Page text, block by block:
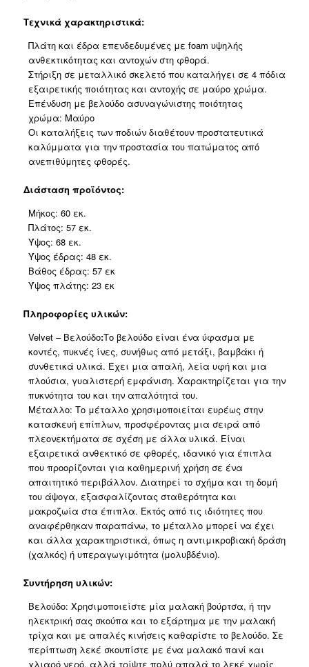
Τεχνικά χαρακτηριστικά:
Πλάτη και έδρα επενδεδυμένες με foam υψηλής
ανθεκτικότητας και αντοχών στη φθορά.
Στήριξη σε μεταλλικό σκελετό που καταλήγει σε 4 πόδια
εξαιρετικής ποιότητας και αντοχής σε μαύρο χρώμα.
Επένδυση με βελούδο ασυναγώνιστης ποιότητας
χρώμα: Μαύρο
Οι καταλήξεις των ποδιών διαθέτουν προστατευτικά
καλύμματα για την προστασία του πατώματος από
ανεπιθύμητες φθορές.
Διάσταση προϊόντος:
Μήκος: 60 εκ.
Πλάτος: 57 εκ.
Ύψος: 68 εκ.
Ύψος έδρας: 48 εκ.
Βάθος έδρας: 57 εκ
Ύψος πλάτης: 23 εκ
Πληροφορίες υλικών:
Velvet – Βελούδο:Το βελούδο είναι ένα ύφασμα με
κοντές, πυκνές ίνες, συνήθως από μετάξι, βαμβάκι ή
συνθετικά υλικά. Έχει μια απαλή, λεία υφή και μια
πλούσια, γυαλιστερή εμφάνιση. Χαρακτηρίζεται για την
πυκνότητα του και την απαλότητά του.
Μέταλλο: Το μέταλλο χρησιμοποιείται ευρέως στην
κατασκευή επίπλων, προσφέροντας μια σειρά από
πλεονεκτήματα σε σχέση με άλλα υλικά. Είναι
εξαιρετικά ανθεκτικό σε φθορές, ιδανικό για έπιπλα
που προορίζονται για καθημερινή χρήση σε ένα
απαιτητικό περιβάλλον. Διατηρεί το σχήμα και τη δομή
του άψογα, εξασφαλίζοντας σταθερότητα και
μακροζωία στα έπιπλα. Εκτός από τις ιδιότητες που
αναφέρθηκαν παραπάνω, το μέταλλο μπορεί να έχει
και άλλα χαρακτηριστικά, όπως η αντιμικροβιακή δράση
(χαλκός) ή υπεραγωγιμότητα (μολυβδένιο).
Συντήρηση υλικών:
Βελούδο: Χρησιμοποιείστε μία μαλακή βούρτσα, ή την
ηλεκτρική σας σκούπα και το εξάρτημα με την μαλακή
τρίχα και με απαλές κινήσεις καθαρίστε το βελούδο. Σε
περίπτωση λεκέ σκουπίστε με ένα μαλακό πανί και
χλιαρό νερό, αλλά τρίψτε πολύ απαλά το λεκέ χωρίς